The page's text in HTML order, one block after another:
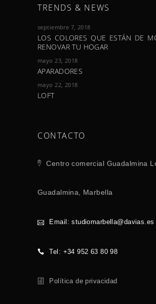
TRENDS & NEWS
septiembre 7, 2018
LOS COLORES QUE ESTÁN DE
RENOVAR TU HOGAR
mayo 23, 2018
APARADORES
mayo 22, 2018
LOFT
CONTACTO
Centro comercial Guadalmina
Guadalmina, Marbella
Email: studiomarbella@davias.es
Tel: +34 952 63 80 98
Política de privacidad